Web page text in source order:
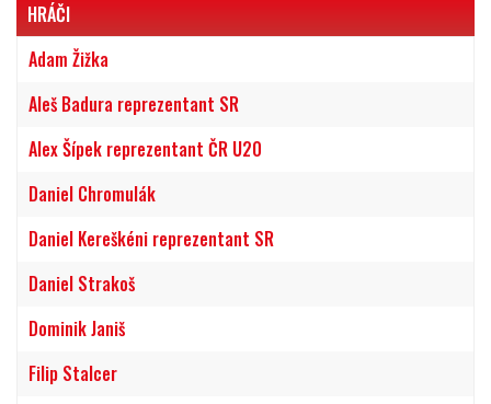
HRÁČI
Adam Žižka
Aleš Badura reprezentant SR
Alex Šípek reprezentant ČR U20
Daniel Chromulák
Daniel Kereškéni reprezentant SR
Daniel Strakoš
Dominik Janiš
Filip Stalcer